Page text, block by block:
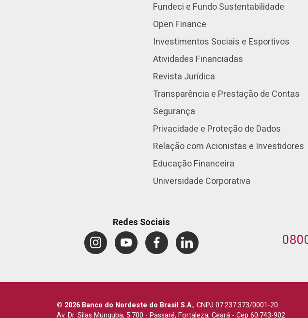
Fundeci e Fundo Sustentabilidade
Open Finance
Investimentos Sociais e Esportivos
Atividades Financiadas
Revista Jurídica
Transparência e Prestação de Contas
Segurança
Privacidade e Proteção de Dados
Relação com Acionistas e Investidores
Educação Financeira
Universidade Corporativa
Redes Sociais
© 2026 Banco do Nordeste do Brasil S.A., CNPJ 07.237.373/0001-20.
Av. Dr. Silas Munguba, 5.700 - Passaré, Fortaleza, Ceará - Cep 60.743-902